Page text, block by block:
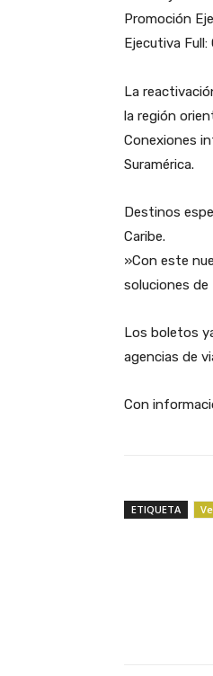
​Promoción
​Ejecutiva
​La
la región
​Conexiones
Suramérica.
​Destinos
Caribe.
​»Con este
soluciones
​Los boletos
agencias de
Con
ETIQUETA